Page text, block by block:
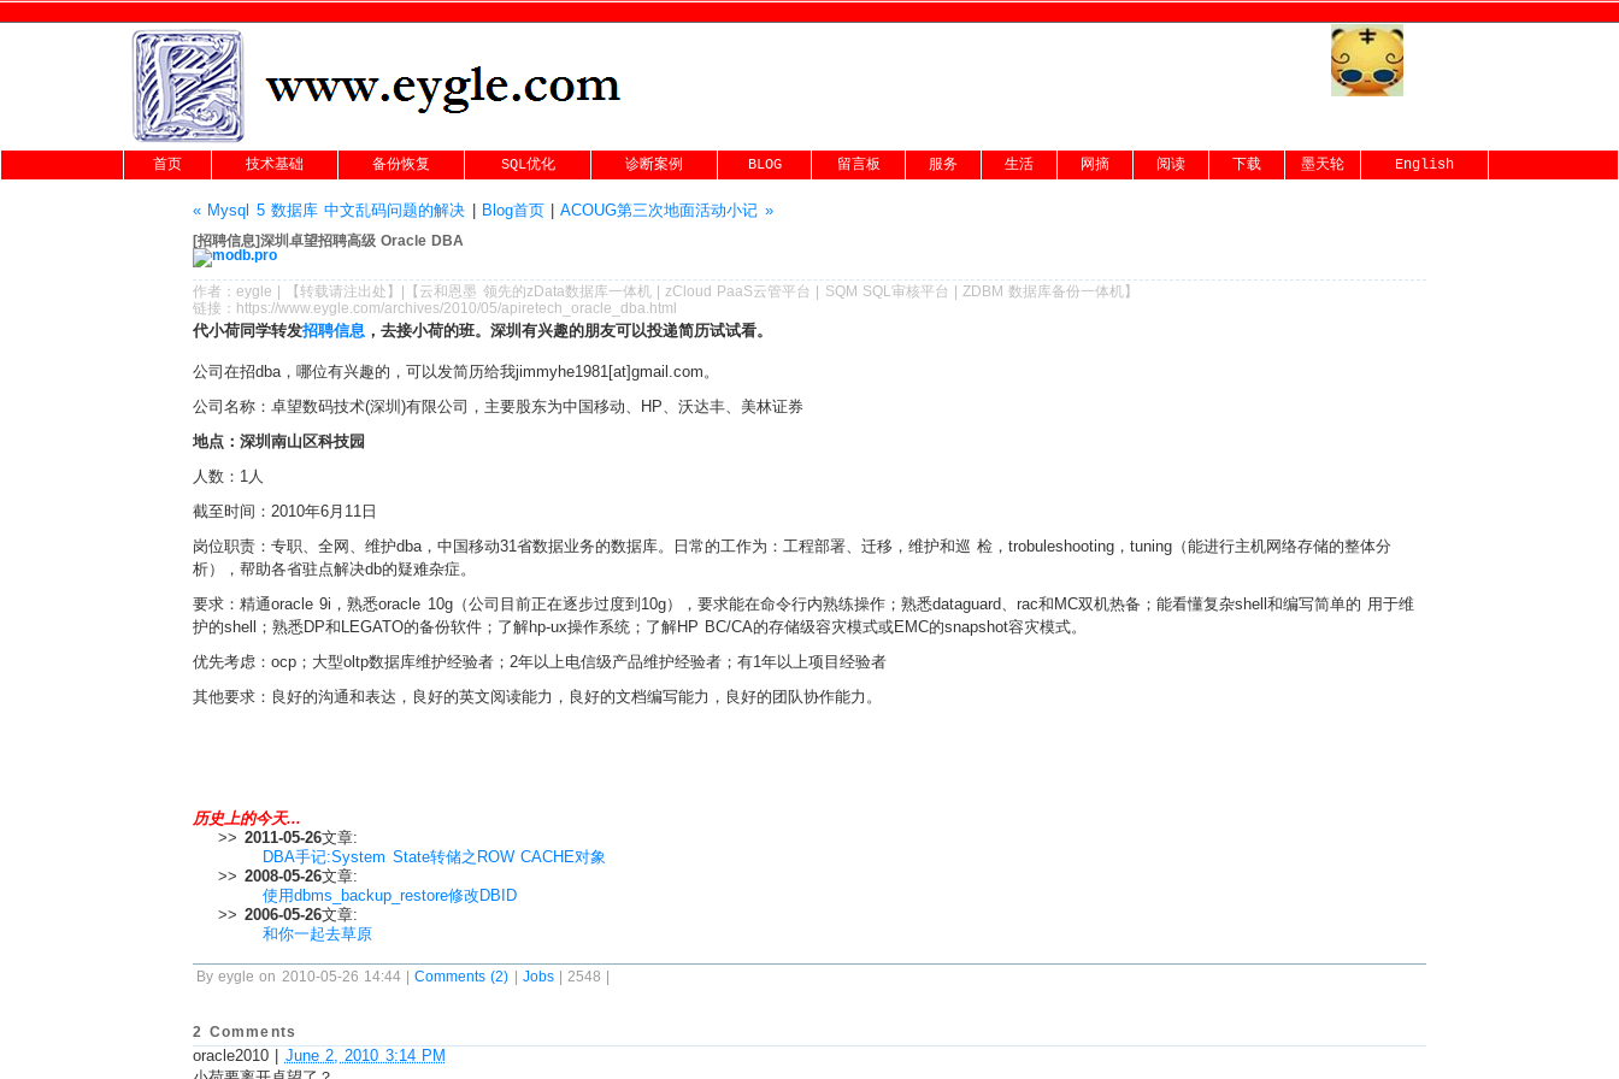
首页 技术基础 备份恢复 SQL优化 诊断案例 BLOG 留言板 服务 生活 网摘 阅读 下载 墨天轮 English
« Mysql 5 数据库 中文乱码问题的解决 Blog首页|ACOUG第三次地面活动小记 »
[招聘信息]深圳卓望招聘高级 Oracle DBA
作者： eygle 【转载请注出处 】|【 云和恩墨 领先的zData数据库一体机|zCloud PaaS云管平台 SQM SQL审核平台 |ZDBM 数据库备份一体机】
链接： https://www.eygle.com/archives/2010/05/apiretech_oracle_dba.html
代小荷同学转发招聘信息 ，去接小荷的班。深圳有兴趣的朋友可以投递简历试试看。
公司在招dba，哪位有兴趣的，可以发简历给我jimmyhe1981[at]gmail.com。
公司名称：卓望数码技术(深圳)有限公司，主要股东为中国移动、HP、沃达丰、美林证券
地点：深圳南山区科技园
人数：1人
截至时间：2010年6月11日
岗位职责：专职、全网、维护dba，中国移动31省数据业务的数据库。日常的工作为：工程部署、迁移，维护和巡 检，trobuleshooting，tuning（能进行主机网络存储的整体分
析），帮助各省驻点解决db的疑难杂症。
要求：精通oracle 9i，熟悉oracle 10g（公司目前正在逐步过度到10g），要求能在命令行内熟练操作；熟悉dataguard、rac和MC双机热备；能看懂复杂shell和编写简单的 用于维
护的shell；熟悉DP和LEGATO的备份软件；了解hp-ux操作系统；了解HP BC/CA的存储级容灾模式或EMC的snapshot容灾模式。
优先考虑：ocp；大型oltp数据库维护经验者；2年以上电信级产品维护经验者；有1年以上项目经验者
其他要求：良好的沟通和表达，良好的英文阅读能力，良好的文档编写能力，良好的团队协作能力。
历史上的今天...
>> 2011-05-26文章:
DBA手记:System State转储之ROW CACHE对象
>> 2008-05-26文章:
使用dbms_backup_restore修改DBID
>> 2006-05-26文章:
和你一起去草原
By eygle on 2010-05-26 14:44 |Comments (2) | Jobs| 2548 |
2 Comments
oracle2010 | June 2, 2010 3:14 PM